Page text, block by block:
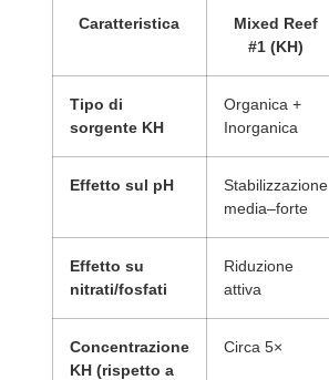
Caratteristica
Mixed Reef
#1 (KH)
Tipo di
sorgente KH
Organica +
Inorganica
Effetto sul pH
Stabilizzazione
media–forte
Effetto su
nitrati/fosfati
Riduzione
attiva
Concentrazione
KH (rispetto a
Circa 5×